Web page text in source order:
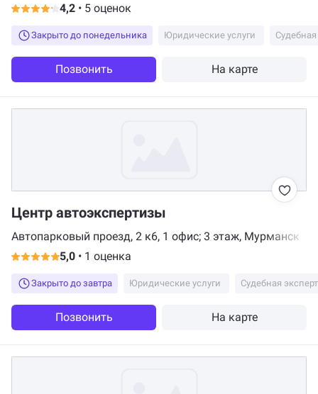
4,2 • 5 оценок
Закрыто до понедельника Юридические услуги
Позвонить На карте
Центр автоэкспертизы
Автопарковый проезд, 2 к6, 1 офис; 3 этаж, Мурманск
5,0 • 1 оценка
Закрыто до завтра Юридические услуги Судебная
Позвонить На карте